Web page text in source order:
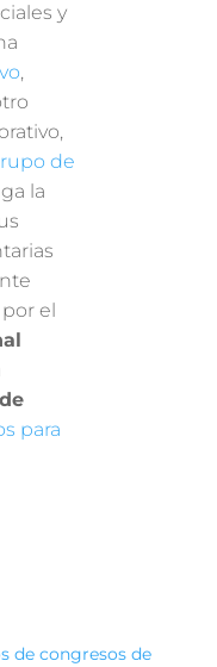
y
,
de
la
el
para
de congresos de